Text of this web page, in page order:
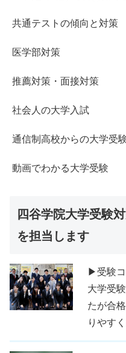
共通テストの傾向と対策
医学部対策
推薦対策・面接対策
社会人の大学入試
通信制高校からの大学受
動画でわかる大学受験
四谷学院大学受験
を担当します
▶受験
大学受
たが合
りやす